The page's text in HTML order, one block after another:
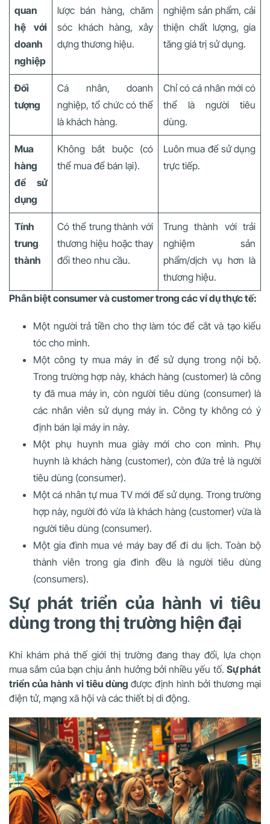
quan
hệ với
doanh
nghiệp
lược bán hàng, chăm
sóc khách hàng, xây
dựng thương hiệu.
nghiệm sản phẩm, cải
thiện chất lượng, gia
tăng giá trị sử dụng.
Đối
tượng
Cá nhân, doanh
nghiệp, tổ chức có thể
là khách hàng.
Chỉ có cá nhân mới có
thể là người tiêu
dùng.
Mua
hàng
để sử
dụng
Không bắt buộc (có
thể mua để bán lại).
Luôn mua để sử dụng
trực tiếp.
Tính
trung
thành
Có thể trung thành với
thương hiệu hoặc thay
đổi theo nhu cầu.
Trung thành với trải
nghiệm sản
phẩm/dịch vụ hơn là
thương hiệu.
Phân biệt consumer và customer trong các ví dụ thực tế:
Một người trả tiền cho thợ làm tóc để cắt và tạo kiểu
tóc cho mình.
Một công ty mua máy in để sử dụng trong nội bộ.
Trong trường hợp này, khách hàng (customer) là công
ty đã mua máy in, còn người tiêu dùng (consumer) là
các nhân viên sử dụng máy in. Công ty không có ý
định bán lại máy in này.
Một phụ huynh mua giày mới cho con mình. Phụ
huynh là khách hàng (customer), còn đứa trẻ là người
tiêu dùng (consumer).
Một cá nhân tự mua TV mới để sử dụng. Trong trường
hợp này, người đó vừa là khách hàng (customer) vừa là
người tiêu dùng (consumer).
Một gia đình mua vé máy bay để đi du lịch. Toàn bộ
thành viên trong gia đình đều là người tiêu dùng
(consumers).
Sự phát triển của hành vi tiêu
dùng trong thị trường hiện đại
Khi khám phá thế giới thị trường đang thay đổi, lựa chọn
mua sắm của bạn chịu ảnh hưởng bởi nhiều yếu tố. Sự phát
triển của hành vi tiêu dùng được định hình bởi thương mại
điện tử, mạng xã hội và các thiết bị di động.